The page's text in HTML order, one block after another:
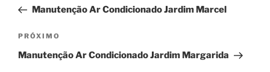
Post
anterior
Manutenção Ar Condicionado Jardim Marcel
Próximo
post
PRÓXIMO
Manutenção Ar Condicionado Jardim Margarida